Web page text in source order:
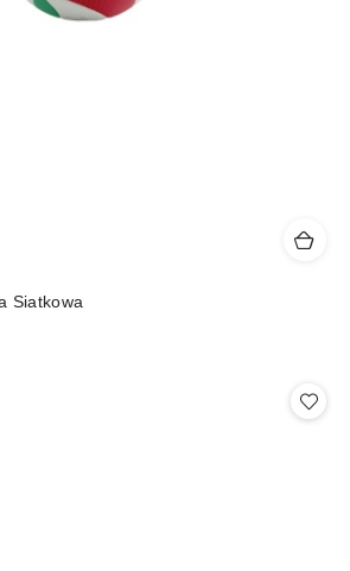
Siatkowa